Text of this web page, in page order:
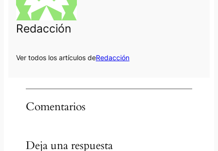
Redacción
Ver todos los artículos deRedacción
Comentarios
Deja una respuesta